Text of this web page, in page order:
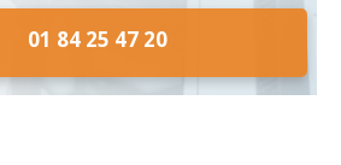
01 84 25 47 20